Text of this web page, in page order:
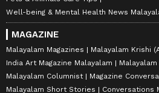
Well-being & Mental Health News
MAGAZINE
Malayalam Magazines
Malayalam Krishi
India Art Magazine Malayalam
Malayalam Columnist
Magazine
Malayalam Short Stories
Conversations